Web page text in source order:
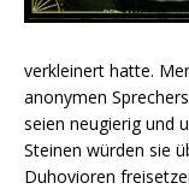
verkleinert hatte.
anonymen
seien neugierig und
Steinen würden sie
Duhovioren